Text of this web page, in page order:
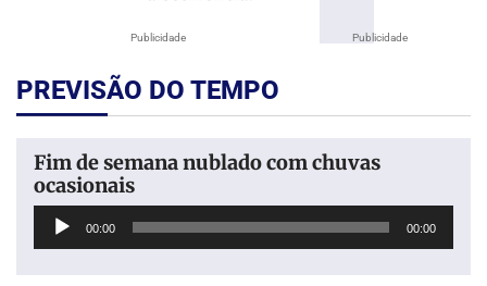
Publicidade Publicidade
PREVISÃO DO TEMPO
Fim de semana nublado com chuvas
ocasionais
Tocador
00:00 00:00